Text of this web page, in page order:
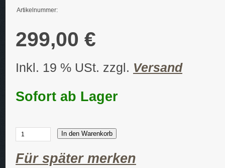
Artikelnummer:
299,00 €
Inkl. 19 % USt. zzgl. Versand
Sofort ab Lager
In den Warenkorb
Für später merken